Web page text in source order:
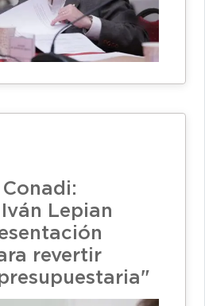
Lepian
revertir